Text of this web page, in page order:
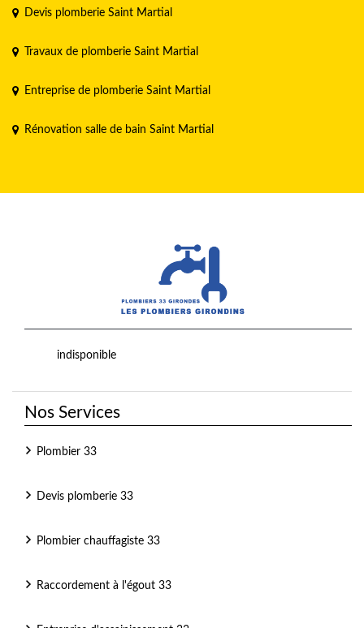
Devis plomberie Saint Martial
Travaux de plomberie Saint Martial
Entreprise de plomberie Saint Martial
Rénovation salle de bain Saint Martial
indisponible
Nos Services
Plombier 33
Devis plomberie 33
Plombier chauffagiste 33
Raccordement à l'égout 33